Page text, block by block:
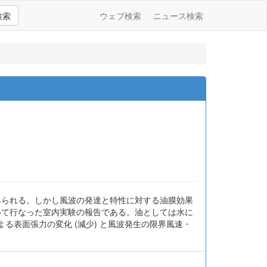
索 ウェブ検索 ニュース検索
れる。しかし風波の発達と特性に対する油膜効果
行なった室内実験の報告である。油としては水に
表面張力の変化 (減少) と風波発生の限界風速・